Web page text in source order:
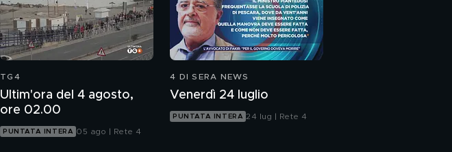
TG4
Ultim'ora del 4 agosto,
ore 02.00
PUNTATA INTERA 05 ago | Rete 4
4 DI SERA NEWS
Venerdì 24 luglio
PUNTATA INTERA 24 lug | Rete 4